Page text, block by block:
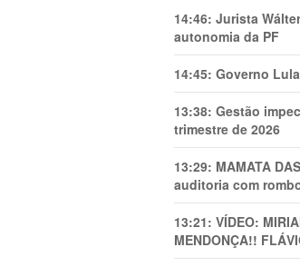
14:46: Jurista
autonomia da PF
14:45: Governo
13:38: Gestão
trimestre de 2026
13:29: MAMATA
auditoria com
13:21: VÍDEO:
MENDONÇA!!